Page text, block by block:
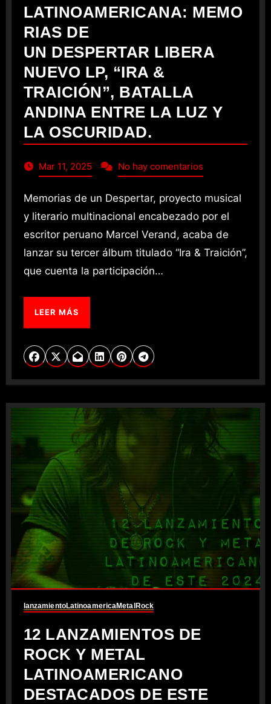
LATINOAMERICANA: MEMO
RIAS DE
UN DESPERTAR LIBERA
NUEVO LP, “IRA &
TRAICIÓN”, BATALLA
ANDINA ENTRE LA LUZ Y
LA OSCURIDAD.
Mar 11, 2025 No hay comentarios
Memorias de un Despertar, proyecto musical
y literario multinacional encabezado por el
escritor peruano Marcel Verand, acaba de
lanzar su tercer álbum titulado “Ira & Traición”,
que cuenta la participación…
LEER MÁS
lanzamientoLatinoamericaMetal Rock
12 LANZAMIENTOS DE
ROCK Y METAL
LATINOAMERICANO
DESTACADOS DE ESTE